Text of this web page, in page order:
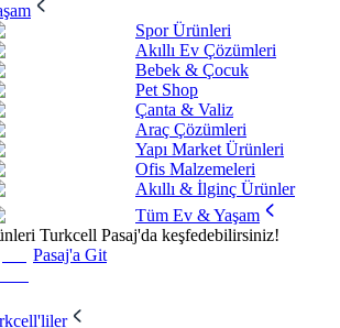
Spor Ürünleri
Akıllı Ev Çözümleri
Bebek & Çocuk
Pet Shop
Çanta & Valiz
Araç Çözümleri
Yapı Market Ürünleri
Ofis Malzemeleri
Akıllı & İlginç Ürünler
Tüm Ev & Yaşam
Turkcell Pasaj'da keşfedebilirsiniz!
Pasaj'a Git